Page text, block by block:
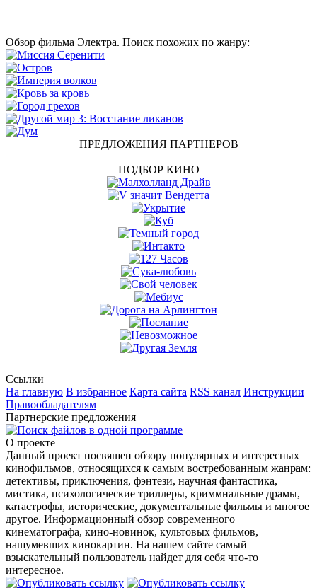
Обзор фильма Электра. Поиск похожих по жанру:
ПРЕДЛОЖЕНИЯ ПАРТНЕРОВ
ПОДБОР КИНО
Ссылки
На главную В избранное Карта сайта RSS канал Инструкции
Правообладателям
Партнерские предложения
О проекте
Данный проект посвяшен обзору популярных и интересных
кинофильмов, относящихся к самым востребованным жанрам:
детективы, приключения, фэнтези, научная фантастика,
мистика, психологические триллеры, криммнальные драмы,
катастрофы, исторические, документальные фильмы и многое
другое. Информационный обзор современного
кинематографа, кино-новинок, культовых фильмов,
нашумевших кинокартин. На нашем сайте самый
взыскательный пользователь найдет для себя что-то
интересное.